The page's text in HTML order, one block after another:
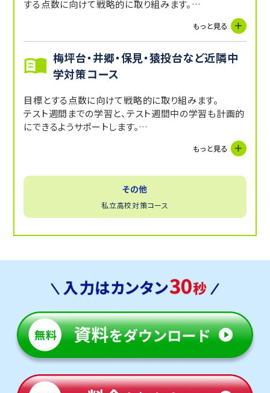
する点数に向けて戦略的に取り組みます。
テスト週間までの学習と、テスト週間中の学習も計画的
もっと見る
梅坪台・井郷・保見・猿投台など近隣中
学対策コース
目標とする点数に向けて戦略的に取り組みます。
テスト週間までの学習と、テスト週間中の学習も計画的
にできるようサポートします。
内申を上げるためにはどうするべきか、などテストの点
数だけではなく、実力を上げるための指導をしてまいり
もっと見る
その他
私立高校対策コース